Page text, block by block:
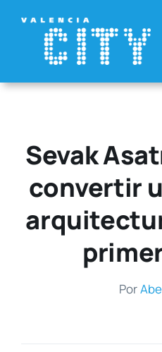
contenido
Sevak
convertir
Por